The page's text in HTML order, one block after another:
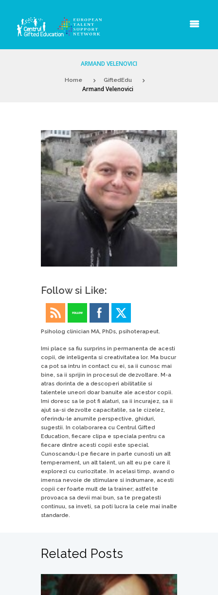
ARMAND VELENOVICI
Home GiftedEdu
Armand Velenovici
Follow si Like:
Psiholog clinician MA, PhDs, psihoterapeut.
Imi place sa fiu surprins in permanenta de acesti
copii, de inteligenta si creativitatea lor. Ma bucur
ca pot sa intru in contact cu ei, sa ii cunosc mai
bine, sa ii sprijin in procesul de dezvoltare. M-a
atras dorinta de a descoperi abilitatile si
talentele uneori doar banuite ale acestor copii.
Imi doresc sa le pot fi alaturi, sa ii incurajez, sa ii
ajut sa-si dezvolte capacitatile, sa le cizelez,
oferindu-le anumite perspective, ghiduri,
sugestii. In colaborarea cu Centrul Gifted
Education, fiecare clipa e speciala pentru ca
fiecare dintre acesti copii este special.
Cunoscandu-l pe fiecare in parte cunosti un alt
temperament, un alt talent, un alt eu pe care il
explorezi cu curiozitate. In acelasi timp, avand o
imensa nevoie de stimulare si indrumare, acesti
copii cer foarte mult de la trainer; astfel te
provoaca sa devii mai bun, sa te pregatesti
continuu, sa inveti, sa poti lucra la cele mai inalte
standarde.
Related Posts